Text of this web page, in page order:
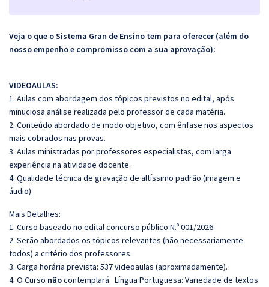
Veja o que o Sistema Gran de Ensino tem para oferecer (além do
nosso empenho e compromisso com a sua aprovação):
VIDEOAULAS:
1. Aulas com abordagem dos tópicos previstos no edital, após
minuciosa análise realizada pelo professor de cada matéria.
2. Conteúdo abordado de modo objetivo, com ênfase nos aspectos
mais cobrados nas provas.
3. Aulas ministradas por professores especialistas, com larga
experiência na atividade docente.
4. Qualidade técnica de gravação de altíssimo padrão (imagem e
áudio)
Mais Detalhes:
1. Curso baseado no edital concurso público N.º 001/2026.
2. Serão abordados os tópicos relevantes (não necessariamente
todos) a critério dos professores.
3. Carga horária prevista: 537 videoaulas (aproximadamente).
4. O Curso nãocontemplará: Língua Portuguesa: Variedade de textos